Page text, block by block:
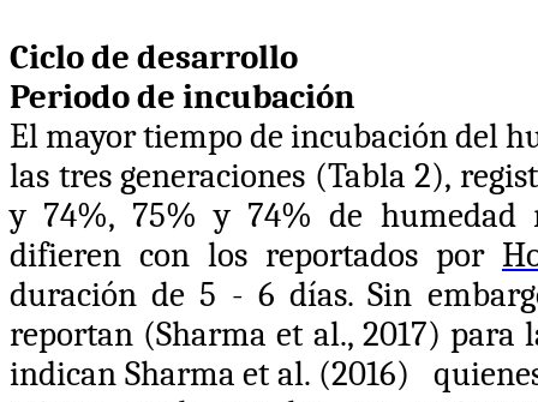
Ciclo de desarrollo
Periodo de incubación
El mayor tiempo de incubación del
las tres generaciones (Tabla 2),
y 74%, 75% y 74% de humedad
difieren con los reportados por
duración de 5 - 6 días. Sin
reportan (Sharma et al., 2017) para
indican Sharma et al. (2016)